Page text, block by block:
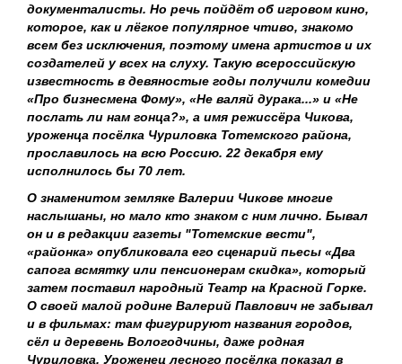
документалисты. Но речь пойдёт об игровом кино,
которое, как и лёгкое популярное чтиво, знакомо
всем без исключения, поэтому имена артистов и их
создателей у всех на слуху. Такую всероссийскую
известность в девяностые годы получили комедии
«Про бизнесмена Фому», «Не валяй дурака...» и «Не
послать ли нам гонца?», а имя режиссёра Чикова,
уроженца посёлка Чуриловка Тотемского района,
прославилось на всю Россию. 22 декабря ему
исполнилось бы 70 лет.
О знаменитом земляке Валерии Чикове многие
наслышаны, но мало кто знаком с ним лично. Бывал
он и в редакции газеты "Тотемские вести",
«районка» опубликовала его сценарий пьесы «Два
сапога всмятку или пенсионерам скидка», который
затем поставил народный Театр на Красной Горке.
О своей малой родине Валерий Павлович не забывал
и в фильмах: там фигурируют названия городов,
сёл и деревень Вологодчины, даже родная
Чуриловка. Уроженец лесного посёлка показал в